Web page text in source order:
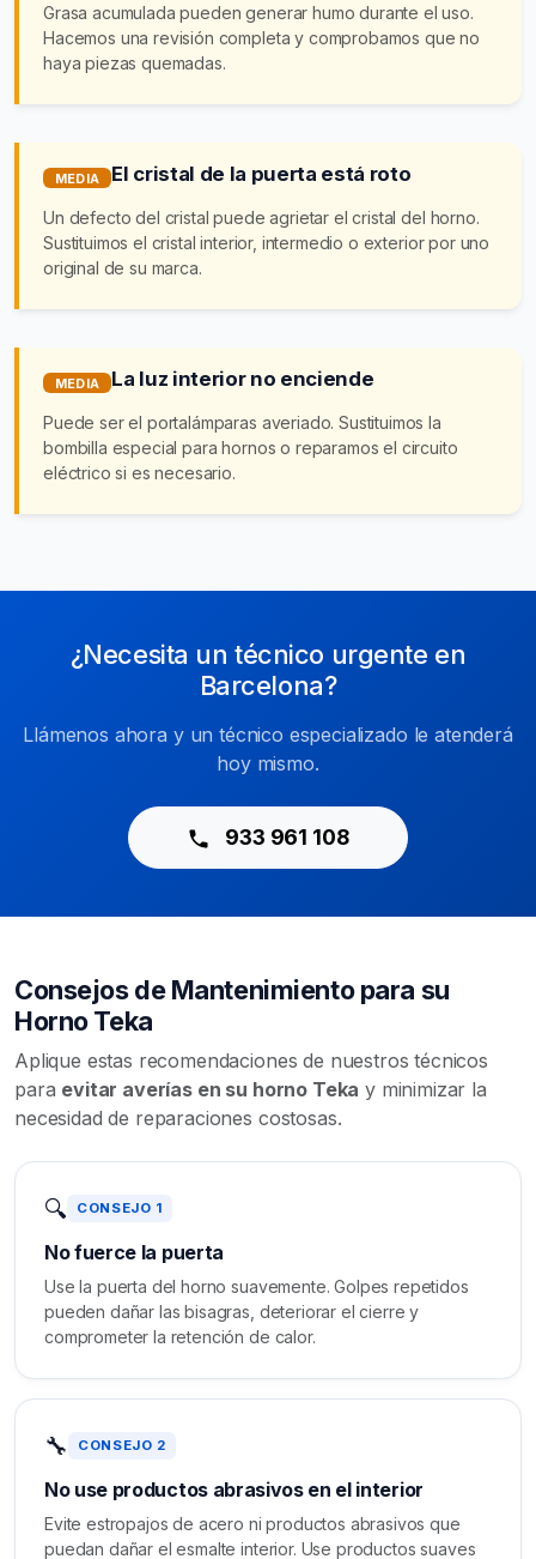
Grasa acumulada pueden generar humo durante el uso.
Hacemos una revisión completa y comprobamos que no
haya piezas quemadas.
MEDIA El cristal de la puerta está roto
Un defecto del cristal puede agrietar el cristal del horno.
Sustituimos el cristal interior, intermedio o exterior por uno
original de su marca.
MEDIA La luz interior no enciende
Puede ser el portalámparas averiado. Sustituimos la
bombilla especial para hornos o reparamos el circuito
eléctrico si es necesario.
¿Necesita un técnico urgente en
Barcelona?
Llámenos ahora y un técnico especializado le atenderá
hoy mismo.
933 961 108
Consejos de Mantenimiento para su
Horno Teka
Aplique estas recomendaciones de nuestros técnicos
para evitar averías en su horno Teka y minimizar la
necesidad de reparaciones costosas.
🔍 CONSEJO 1
No fuerce la puerta
Use la puerta del horno suavemente. Golpes repetidos
pueden dañar las bisagras, deteriorar el cierre y
comprometer la retención de calor.
🔧 CONSEJO 2
No use productos abrasivos en el interior
Evite estropajos de acero ni productos abrasivos que
puedan dañar el esmalte interior. Use productos suaves